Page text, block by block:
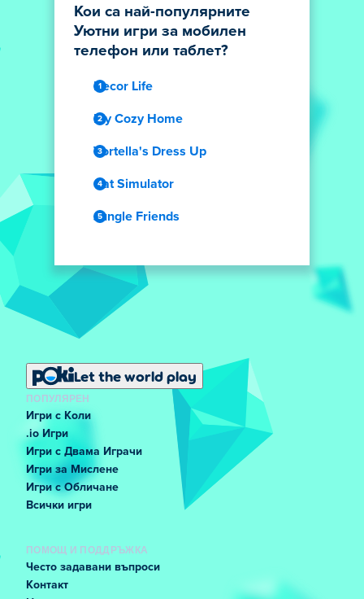
Кои са най-популярните
Уютни игри за мобилен
телефон или таблет?
Decor Life
My Cozy Home
Vortella's Dress Up
Cat Simulator
Jungle Friends
Let the world play
ПОПУЛЯРЕН
Игри с Коли
.io Игри
Игри с Двама Играчи
Игри за Мислене
Игри с Обличане
Всички игри
ПОМОЩ И ПОДДРЪЖКА
Често задавани въпроси
Контакт